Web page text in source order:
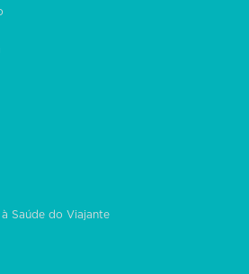
Saúde do Viajante